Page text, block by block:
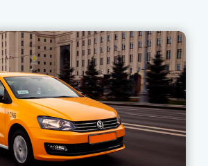
щодня, а сервіс часто
системи відбувається протягом
U-Drivers постійно на зв’язку —
розв’язати робочі питання та
у нестандартних ситуаціях з